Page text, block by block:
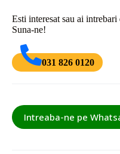
Esti interesat sau ai intrebari
Suna-ne!
031 826 0120
Intreaba-ne pe